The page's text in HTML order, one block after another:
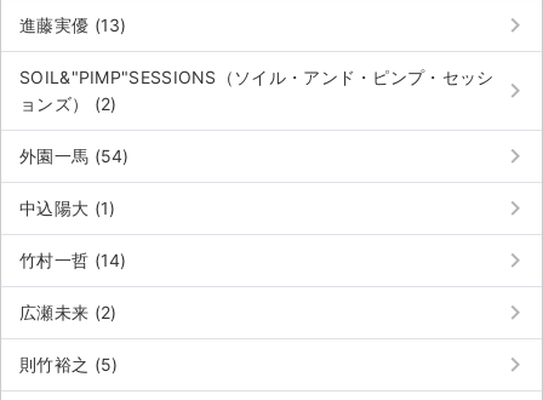
チケットジャム利用規約
特定商取引法に基づく表記
公演登録依頼
不正転売禁止法について
チケットジャムの取り組み
音楽情報
進藤実優 (13) keyboard_arrow_right
SOIL&"PIMP"SESSIONS（ソイル・アンド・ピンプ・セッシ
ョンズ） (2)
keyboard_arrow_right
外園一馬 (54) keyboard_arrow_right
中込陽大 (1) keyboard_arrow_right
竹村一哲 (14) keyboard_arrow_right
広瀬未来 (2) keyboard_arrow_right
則竹裕之 (5) keyboard_arrow_right